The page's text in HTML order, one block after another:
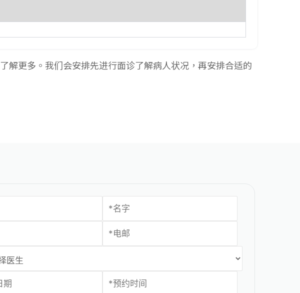
了解更多。我们会安排先进行面诊了解病人状况，再安排合适的